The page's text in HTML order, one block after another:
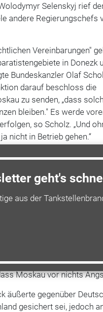
geht's
aus der
Selenskyj rief
andere Regierungschefs
Vereinbarungen"
in Donezk
Bundeskanzler Olaf
darauf beschloss die
zu senden, „dass
bleiben." Es werde
so Scholz. „Und
nicht in Betrieb gehen.“
undGroßbritannien
gegen Russland
wurden. Unter
mit russischen
sowie
Dadurch werden
verboten.
gerechnet und
Vize-AußenministerAndrej
Moskau vor nichts
äußerte gegenüber
gesichert sei, jedoch